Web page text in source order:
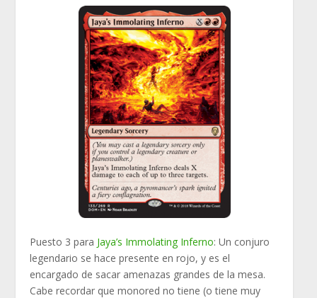
Puesto 3 para Jaya’s Immolating Inferno: Un conjuro
legendario se hace presente en rojo, y es el
encargado de sacar amenazas grandes de la mesa.
Cabe recordar que monored no tiene (o tiene muy